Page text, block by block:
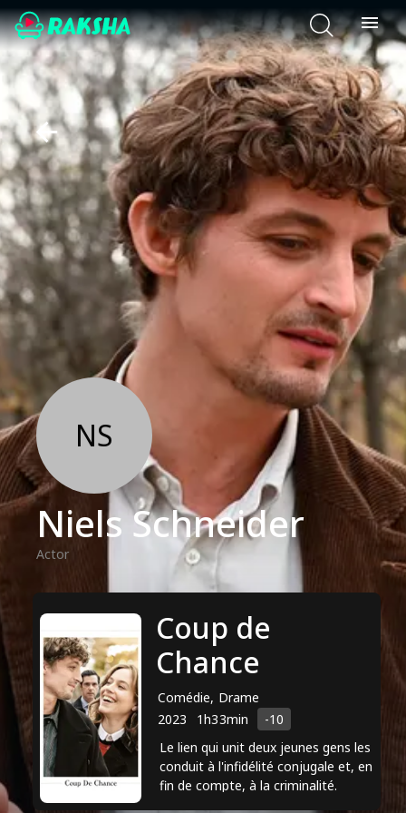
NS
Niels Schneider
Actor
Coup de
Chance
Comédie, Drame
2023
1h33min
-10
Le lien qui unit deux jeunes gens les
conduit à l'infidélité conjugale et, en
fin de compte, à la criminalité.